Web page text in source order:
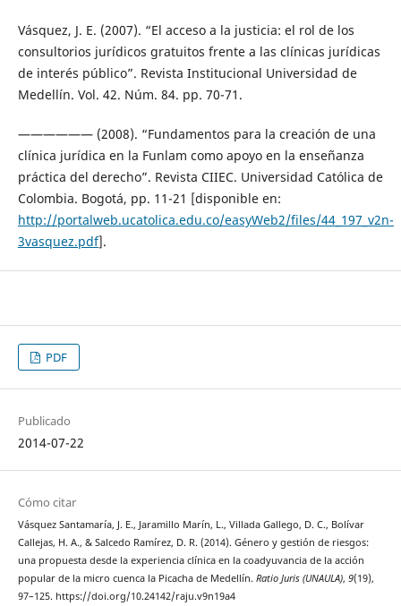
Vásquez, J. E. (2007). “El acceso a la justicia: el rol de los
consultorios jurídicos gratuitos frente a las clínicas jurídicas
de interés público”. Revista Institucional Universidad de
Medellín. Vol. 42. Núm. 84. pp. 70-71.
—————— (2008). “Fundamentos para la creación de una
clínica jurídica en la Funlam como apoyo en la enseñanza
práctica del derecho”. Revista CIIEC. Universidad Católica de
Colombia. Bogotá, pp. 11-21 [disponible en:
http://portalweb.ucatolica.edu.co/easyWeb2/files/44_197_v2n-
3vasquez.pdf].
PDF
Publicado
2014-07-22
Cómo citar
Vásquez Santamaría, J. E., Jaramillo Marín, L., Villada Gallego, D. C., Bolívar
Callejas, H. A., & Salcedo Ramírez, D. R. (2014). Género y gestión de riesgos:
una propuesta desde la experiencia clínica en la coadyuvancia de la acción
popular de la micro cuenca la Picacha de Medellín. Ratio Juris (UNAULA), 9(19),
97–125. https://doi.org/10.24142/raju.v9n19a4